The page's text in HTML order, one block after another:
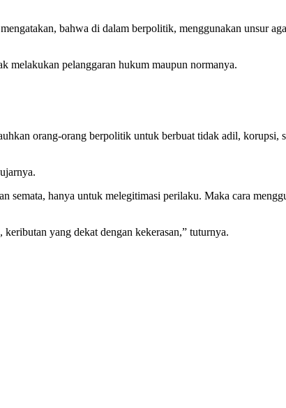
bahwa di dalam berpolitik, menggunakan unsur
melakukan pelanggaran hukum maupun normanya.
orang-orang berpolitik untuk berbuat tidak adil, korupsi,
semata, hanya untuk melegitimasi perilaku. Maka cara
yang dekat dengan kekerasan,” tuturnya.